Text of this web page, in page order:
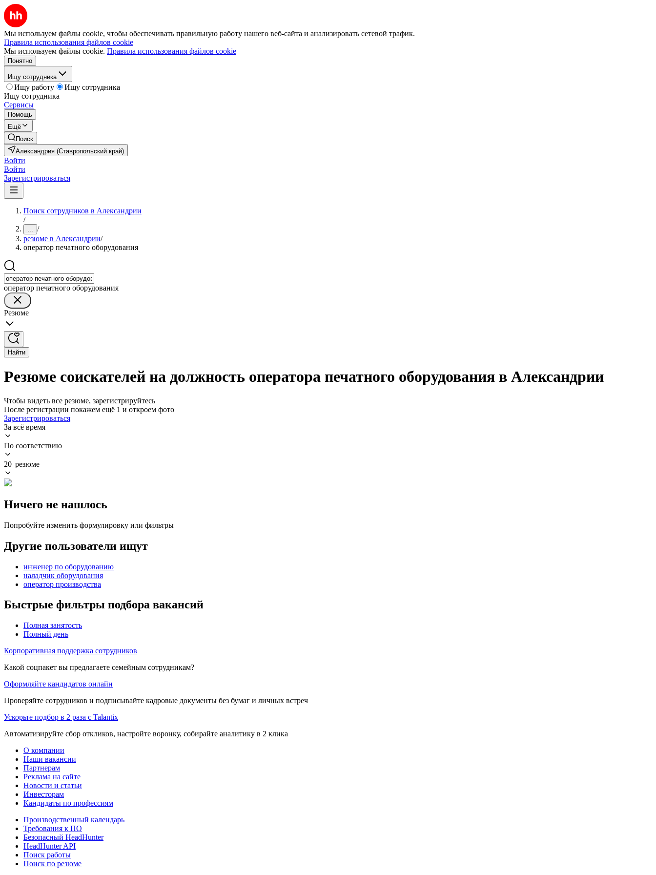
Мы используем файлы cookie, чтобы обеспечивать правильную работу нашего веб-сайта и анализировать сетевой трафик.
Правила использования файлов cookie
Мы используем файлы cookie. Правила использования файлов cookie
Понятно
Ищу сотрудника
Ищу работу
Ищу сотрудника
Ищу сотрудника
Сервисы
Помощь
Ещё
Поиск
Александрия (Ставропольский край)
Войти
Войти
Зарегистрироваться
Поиск сотрудников в Александрии
/
... /
резюме в Александрии/
оператор печатного оборудования
оператор печатного оборудования
Резюме
Найти
Резюме соискателей на должность оператора печатного оборудования в Александрии
Чтобы видеть все резюме, зарегистрируйтесь
После регистрации покажем ещё 1 и откроем фото
Зарегистрироваться
За всё время
По соответствию
20 резюме
Ничего не нашлось
Попробуйте изменить формулировку или фильтры
Другие пользователи ищут
инженер по оборудованию
наладчик оборудования
оператор производства
Быстрые фильтры подбора вакансий
Полная занятость
Полный день
Корпоративная поддержка сотрудников
Какой соцпакет вы предлагаете семейным сотрудникам?
Оформляйте кандидатов онлайн
Проверяйте сотрудников и подписывайте кадровые документы без бумаг и личных встреч
Ускорьте подбор в 2 раза с Talantix
Автоматизируйте сбор откликов, настройте воронку, собирайте аналитику в 2 клика
О компании
Наши вакансии
Партнерам
Реклама на сайте
Новости и статьи
Инвесторам
Кандидаты по профессиям
Производственный календарь
Требования к ПО
Безопасный HeadHunter
HeadHunter API
Поиск работы
Поиск по резюме